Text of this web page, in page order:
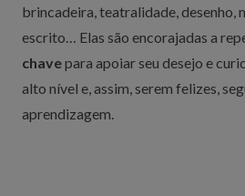
brincadeira, teatralidade, desenho,
escrito… Elas são encorajadas a
chavepara apoiar seu desejo e
alto nível e, assim, serem felizes,
aprendizagem.